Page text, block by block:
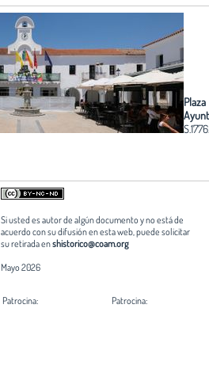
Si usted es autor de algún documento y no está de
acuerdo con su difusión en esta web, puede solicitar
su retirada enshistorico@coam.org
Mayo 2026
Patrocina:
Patrocina: